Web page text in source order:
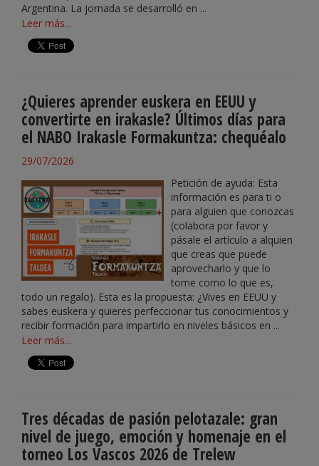
Argentina. La jornada se desarrolló en ...
Leer más...
¿Quieres aprender euskera en EEUU y
convertirte en irakasle? Últimos días para
el NABO Irakasle Formakuntza: chequéalo
29/07/2026
Petición de ayuda: Esta
información es para ti o
para alguien que conozcas
(colabora por favor y
pásale el artículo a alquien
que creas que puede
aprovecharlo y que lo
tome como lo que es,
todo un regalo). Esta es la propuesta: ¿Vives en EEUU y
sabes euskera y quieres perfeccionar tus conocimientos y
recibir formación para impartirlo en niveles básicos en ...
Leer más...
Tres décadas de pasión pelotazale: gran
nivel de juego, emoción y homenaje en el
torneo Los Vascos 2026 de Trelew